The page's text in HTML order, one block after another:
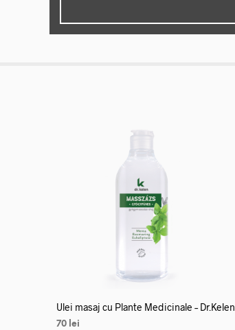
Ulei masaj cu Plante Medicinale – Dr.Kelen
70 lei